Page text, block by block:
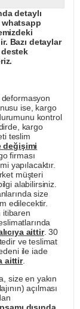
detaylı
whatsapp
Bazı detaylar
destek
ise, kargo
kontrol
kargo
teslim
değişimi
firması
yapılacaktır.
müşteri
alabilirsiniz.
size
edilecektir.
itibaren
aittir. 30
ve teslimat
ile iade
aittir.
size en yakın
açılması